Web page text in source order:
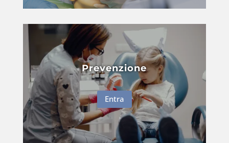
Prevenzione
Entra